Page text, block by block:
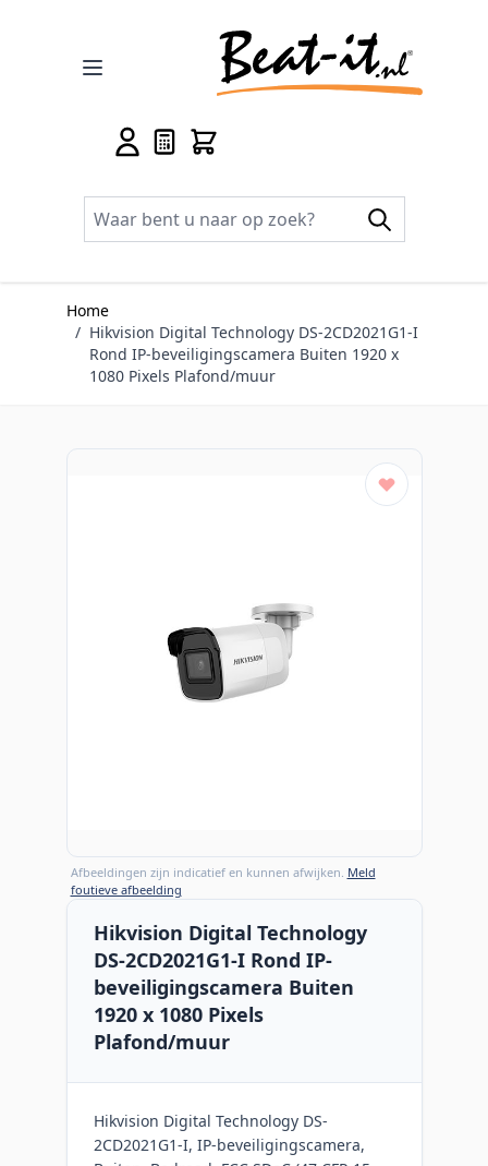
Home
/ Hikvision Digital Technology DS-2CD2021G1-I
Rond IP-beveiligingscamera Buiten 1920 x
1080 Pixels Plafond/muur
Afbeeldingen zijn indicatief en kunnen afwijken. Meld
foutieve afbeelding
Hikvision Digital Technology
DS-2CD2021G1-I Rond IP-
beveiligingscamera Buiten
1920 x 1080 Pixels
Plafond/muur
Hikvision Digital Technology DS-
2CD2021G1-I, IP-beveiligingscamera,